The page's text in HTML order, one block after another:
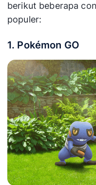
berikut beberapa
populer:
1. Pokémon GO